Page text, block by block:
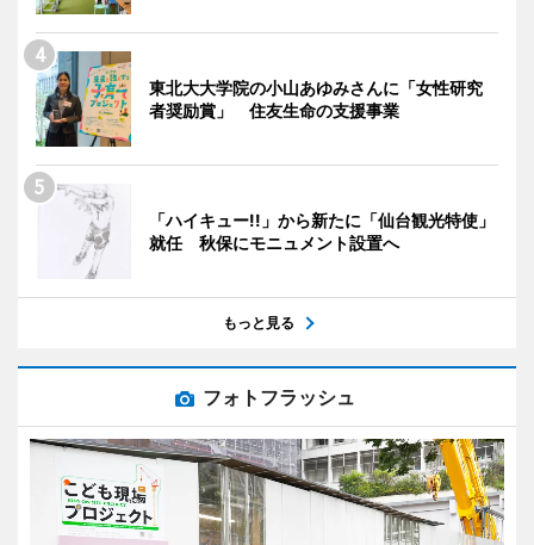
東北大大学院の小山あゆみさんに「女性研究
者奨励賞」 住友生命の支援事業
「ハイキュー!!」から新たに「仙台観光特使」
就任 秋保にモニュメント設置へ
もっと見る
フォトフラッシュ